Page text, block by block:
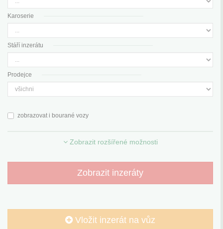
Karoserie
Stáří inzerátu
Prodejce
zobrazovat i bourané vozy
Zobrazit rozšířené možnosti
Zobrazit inzeráty
Vložit inzerát na vůz